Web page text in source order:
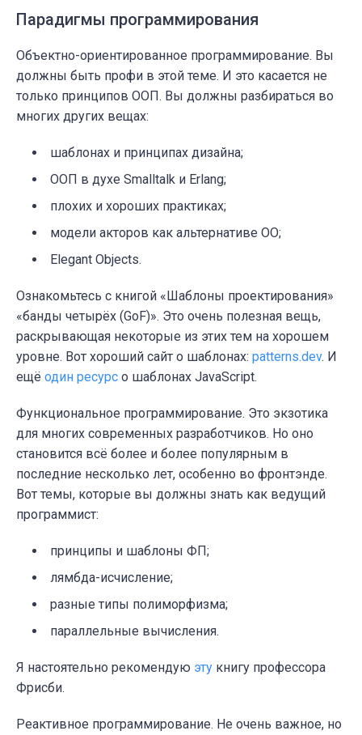
Парадигмы программирования
Объектно-ориентированное программирование. Вы
должны быть профи в этой теме. И это касается не
только принципов ООП. Вы должны разбираться во
многих других вещах:
шаблонах и принципах дизайна;
ООП в духе Smalltalk и Erlang;
плохих и хороших практиках;
модели акторов как альтернативе ОО;
Elegant Objects.
Ознакомьтесь с книгой «Шаблоны проектирования»
«банды четырёх (GoF)». Это очень полезная вещь,
раскрывающая некоторые из этих тем на хорошем
уровне. Вот хороший сайт о шаблонах: patterns.dev. И
ещё один ресурс о шаблонах JavaScript.
Функциональное программирование. Это экзотика
для многих современных разработчиков. Но оно
становится всё более и более популярным в
последние несколько лет, особенно во фронтэнде.
Вот темы, которые вы должны знать как ведущий
программист:
принципы и шаблоны ФП;
лямбда-исчисление;
разные типы полиморфизма;
параллельные вычисления.
Я настоятельно рекомендую эту книгу профессора
Фрисби.
Реактивное программирование. Не очень важное, но